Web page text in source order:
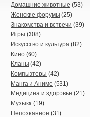
Домашние животные (53)
Женские форумы (25)
Знакомства и встречи (39)
Игры (308)
Искусство и культура (82)
Кино (60)
Кланы (42)
Компьютеры (42)
Манга и Аниме (531)
Медицина и здоровье (21)
Музыка (19)
Непознанное (31)